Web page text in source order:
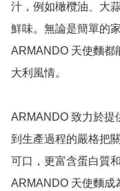
汁，例如橄欖油、大
鮮味。無論是簡單的
ARMANDO 天使麵都
大利風情。
ARMANDO 致力於提
到生產過程的嚴格把
可口，更富含蛋白質
ARMANDO 天使麵成